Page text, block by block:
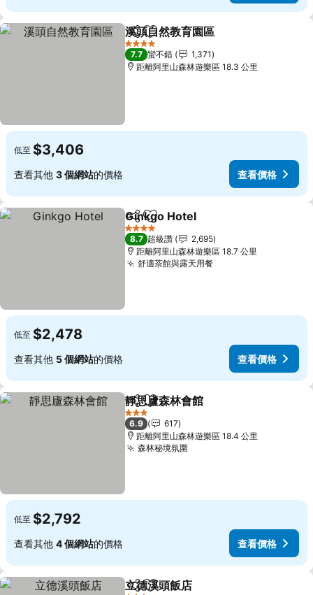
分享 加入我的最愛
溪頭自然教育園區
4 星級
7.7 蠻不錯
1,371
距離阿里山森林遊樂區 18.3 公里
低至 $3,406
查看其他 3 個網站的價格 查看價格
分享 加入我的最愛
Ginkgo Hotel
4 星級
8.7 超級讚
2,695
距離阿里山森林遊樂區 18.7 公里
舒適茶館與露天用餐查看價格
低至 $2,478
查看其他 5 個網站的價格 查看價格
分享 加入我的最愛
靜思廬森林會館
3 星級
6.9
617
距離阿里山森林遊樂區 18.4 公里
森林秘境氛圍
低至 $2,792
查看其他 4 個網站的價格 查看價格
分享
立德溪頭飯店